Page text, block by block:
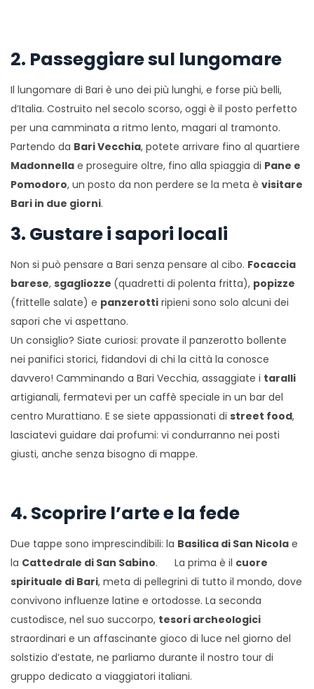
2. Passeggiare sul lungomare
Il lungomare di Bari è uno dei più lunghi, e forse più belli,
d’Italia. Costruito nel secolo scorso, oggi è il posto perfetto
per una camminata a ritmo lento, magari al tramonto.
Partendo da Bari Vecchia, potete arrivare fino al quartiere
Madonnella e proseguire oltre, fino alla spiaggia di Pane e
Pomodoro, un posto da non perdere se la meta è visitare
Bari in due giorni.
3. Gustare i sapori locali
Non si può pensare a Bari senza pensare al cibo. Focaccia
barese, sgagliozze (quadretti di polenta fritta), popizze
(frittelle salate) e panzerotti ripieni sono solo alcuni dei
sapori che vi aspettano.
Un consiglio? Siate curiosi: provate il panzerotto bollente
nei panifici storici, fidandovi di chi la città la conosce
davvero! Camminando a Bari Vecchia, assaggiate i taralli
artigianali, fermatevi per un caffè speciale in un bar del
centro Murattiano. E se siete appassionati di street food,
lasciatevi guidare dai profumi: vi condurranno nei posti
giusti, anche senza bisogno di mappe.
4. Scoprire l’arte e la fede
Due tappe sono imprescindibili: la Basilica di San Nicola e
la Cattedrale di San Sabino. La prima è il cuore
spirituale di Bari, meta di pellegrini di tutto il mondo, dove
convivono influenze latine e ortodosse. La seconda
custodisce, nel suo succorpo, tesori archeologici
straordinari e un affascinante gioco di luce nel giorno del
solstizio d’estate, ne parliamo durante il nostro tour di
gruppo dedicato a viaggiatori italiani.